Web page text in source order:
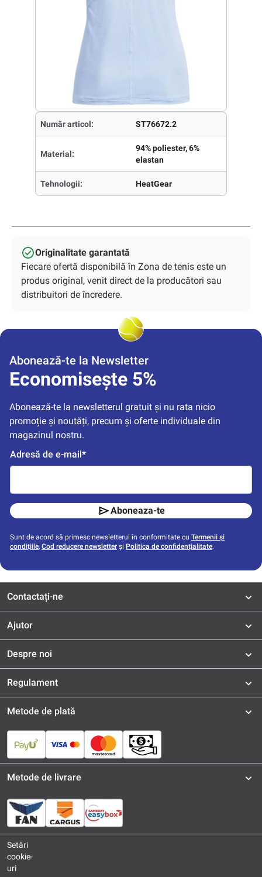
Număr articol: ST76672.2
Material:
94% poliester, 6%
elastan
Tehnologii: HeatGear
Originalitate garantată
Fiecare ofertă disponibilă în Zona de tenis este un
produs original, venit direct de la producători sau
distribuitori de încredere.
Abonează-te la Newsletter
Economisește 5%
Abonează-te la newsletterul gratuit și nu rata nicio
promoție și noutăți, precum și oferte individuale din
magazinul nostru.
Adresă de e-mail*
Aboneaza-te
Sunt de acord să primesc newsletterul în conformitate cu Termenii și
condițiile, Cod reducere newsletter și Politica de confidențialitate.
Contactați-ne
Ajutor
Despre noi
Regulament
Metode de plată
Metode de livrare
Setări
cookie-
uri